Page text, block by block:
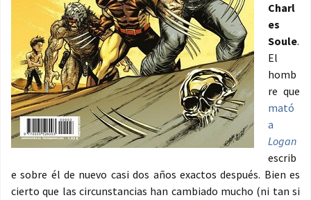
Charl
es
Soule.
El
homb
re que
mató
a
Logan
escrib
e sobre él de nuevo casi dos años exactos después. Bien es
cierto que las circunstancias han cambiado mucho (ni tan si